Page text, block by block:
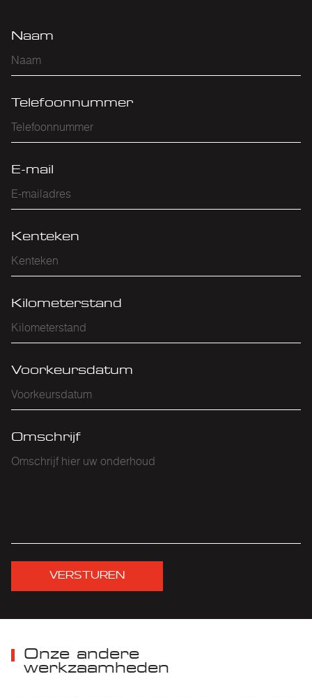
Naam
Telefoonnummer
E-mail
Kenteken
Kilometerstand
Voorkeursdatum
Omschrijf
VERSTUREN
Onze andere
werkzaamheden